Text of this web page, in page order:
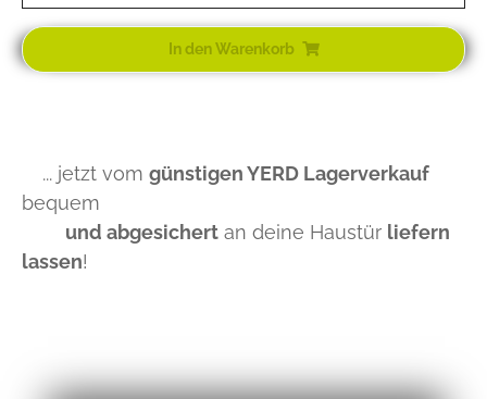
In den Warenkorb
... jetzt vom günstigen YERD Lagerverkauf
bequem
und abgesichert an deine Haustür liefern
lassen!